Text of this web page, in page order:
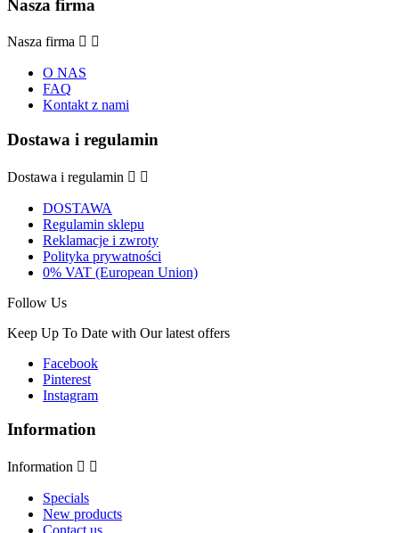
Nasza firma
Nasza firma  
O NAS
FAQ
Kontakt z nami
Dostawa i regulamin
Dostawa i regulamin  
DOSTAWA
Regulamin sklepu
Reklamacje i zwroty
Polityka prywatności
0% VAT (European Union)
Follow Us
Keep Up To Date with Our latest offers
Facebook
Pinterest
Instagram
Information
Information  
Specials
New products